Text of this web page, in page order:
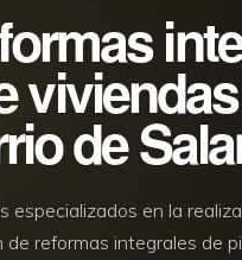
de
especializados en la
de reformas integrales de